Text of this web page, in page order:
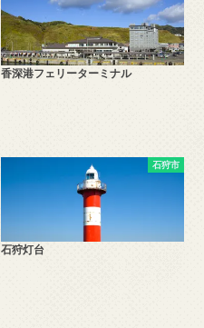
香深港フェリーターミナル
石狩市
石狩灯台